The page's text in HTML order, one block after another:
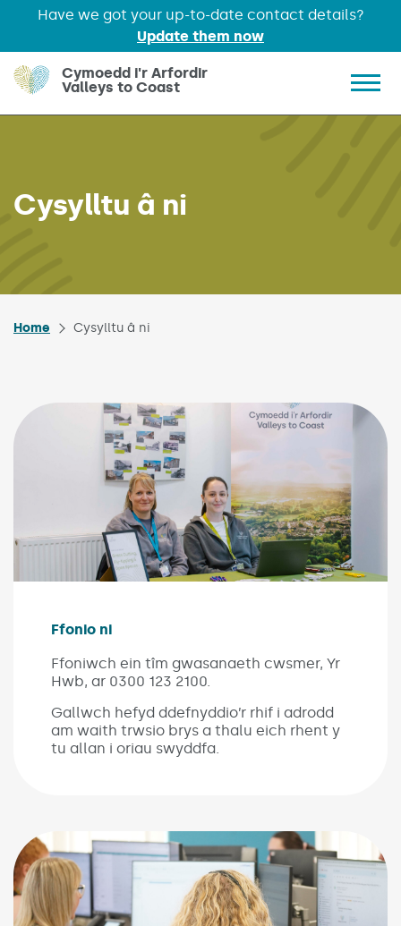
Have we got your up-to-date contact details?
Update them now
Skip to main content
Cymoedd i'r Arfordir
Valleys to Coast
Cysylltu â ni
Home Cysylltu â ni
Ffonio ni
Ffoniwch ein tîm gwasanaeth cwsmer, Yr
Hwb, ar 0300 123 2100.
Gallwch hefyd ddefnyddio’r rhif i adrodd
am waith trwsio brys a thalu eich rhent y
tu allan i oriau swyddfa.